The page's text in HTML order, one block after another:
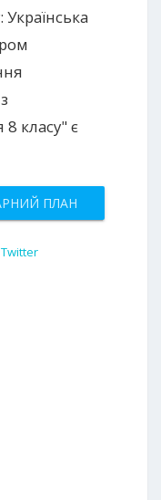
класу" є
ПЛАН
Twitter